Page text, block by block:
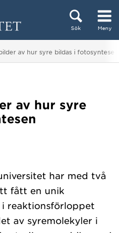
Sök Meny
av hur syre bildas i fotosyntesen
av hur syre
har med två
fått en unik
reaktionsförloppet
av syremolekyler i